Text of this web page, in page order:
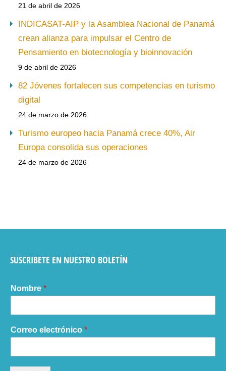
21 de abril de 2026
INDICASAT-AIP y la Asamblea Nacional de Panamá
crean alianza para impulsar el Centro de
Pensamiento en biotecnología y bioinnovación
9 de abril de 2026
82 Jóvenes fortalecen sus competencias en turismo
digital
24 de marzo de 2026
Turismo europeo hacia Panamá crece 40%, Air
Europa consolida sus operaciones
24 de marzo de 2026
SUSCRIBETE EN NUESTRO BOLETÍN
Nombre *
Correo electrónico *